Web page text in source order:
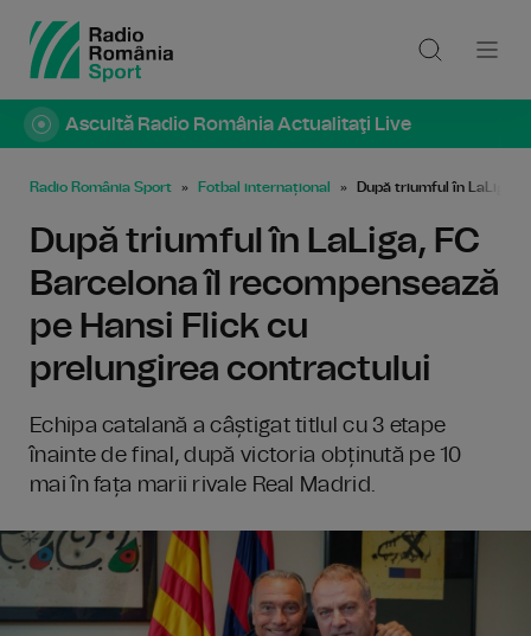
Ascultă Radio România Actualitaţi Live
Radio România Sport Fotbal internațional După triumful în LaLiga,
După triumful în LaLiga, FC
Barcelona îl recompensează
pe Hansi Flick cu
prelungirea contractului
Echipa catalană a câștigat titlul cu 3 etape
înainte de final, după victoria obținută pe 10
mai în fața marii rivale Real Madrid.